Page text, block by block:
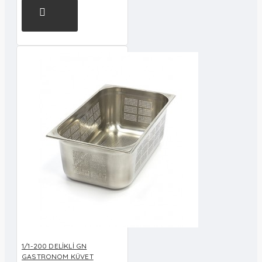
1/1-200 DELİKLİ GN
GASTRONOM KÜVET